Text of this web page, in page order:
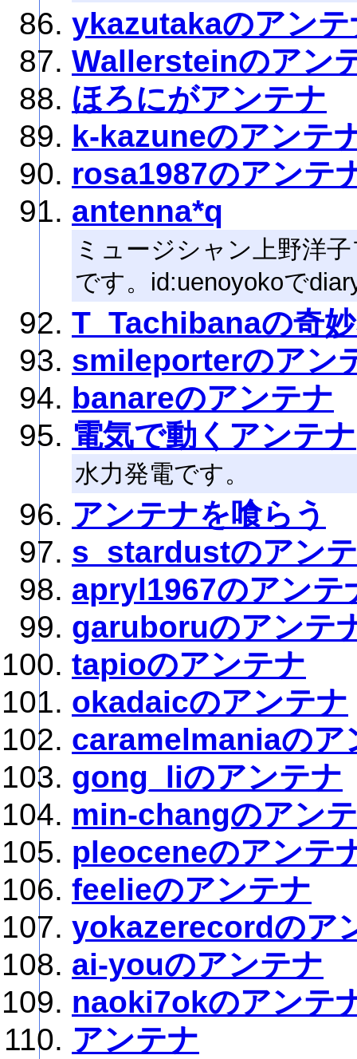
ykazutakaのアンテ
Wallersteinのアン
ほろにがアンテナ
k-kazuneのアンテ
rosa1987のアンテ
antenna*q
ミュージシャン上野洋
です。id:uenoyokoで
T_Tachibanaの奇
smileporterのアン
banareのアンテナ
電気で動くアンテナ
水力発電です。
アンテナを喰らう
s_stardustのアン
apryl1967のアンテ
garuboruのアンテ
tapioのアンテナ
okadaicのアンテナ
caramelmaniaのア
gong_liのアンテナ
min-changのアン
pleoceneのアンテ
feelieのアンテナ
yokazerecordのア
ai-youのアンテナ
naoki7okのアンテ
アンテナ